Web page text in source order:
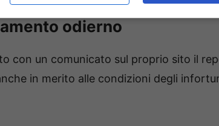
odierno
con un comunicato sul proprio sito il
in merito alle condizioni degli